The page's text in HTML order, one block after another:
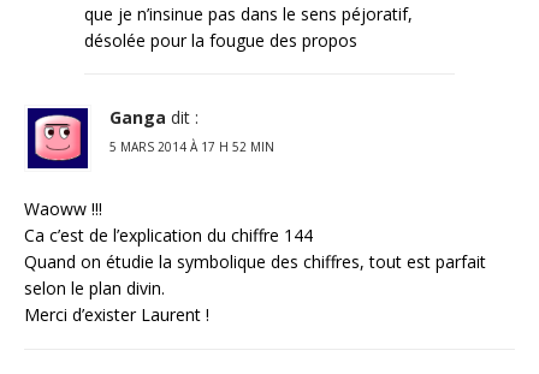
que je n’insinue pas dans le sens péjoratif,
désolée pour la fougue des propos
Ganga dit :
5 MARS 2014 À 17 H 52 MIN
Waoww !!!
Ca c’est de l’explication du chiffre 144
Quand on étudie la symbolique des chiffres, tout est parfait
selon le plan divin.
Merci d’exister Laurent !